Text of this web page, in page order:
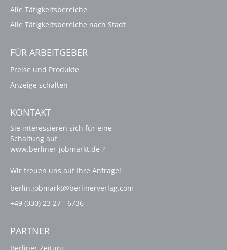
Alle Tätigkeitsbereiche
Alle Tätigkeitsbereiche nach Stadt
FÜR ARBEITGEBER
Preise und Produkte
Anzeige schalten
KONTAKT
Sie interessieren sich für eine
Schaltung auf
www.berliner-jobmarkt.de ?
Wir freuen uns auf Ihre Anfrage!
berlin.jobmarkt@berlinerverlag.com
+49 (030) 23 27 - 6736
PARTNER